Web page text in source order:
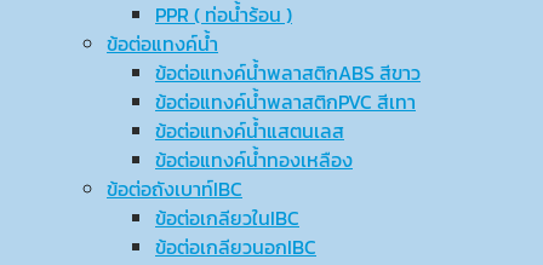
PPR ( ท่อน้ำร้อน )
ข้อต่อแทงค์น้ำ
ข้อต่อแทงค์น้ำพลาสติกABS สีขาว
ข้อต่อแทงค์น้ำพลาสติกPVC สีเทา
ข้อต่อแทงค์น้ำแสตนเลส
ข้อต่อแทงค์น้ำทองเหลือง
ข้อต่อถังเบาท์IBC
ข้อต่อเกลียวในIBC
ข้อต่อเกลียวนอกIBC